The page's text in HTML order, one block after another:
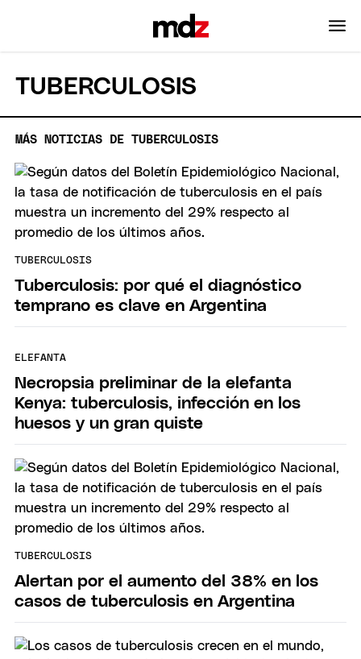
TUBERCULOSIS
MÁS NOTICIAS DE TUBERCULOSIS
TUBERCULOSIS
Tuberculosis: por qué el diagnóstico
temprano es clave en Argentina
ELEFANTA
Necropsia preliminar de la elefanta
Kenya: tuberculosis, infección en los
huesos y un gran quiste
TUBERCULOSIS
Alertan por el aumento del 38% en los
casos de tuberculosis en Argentina